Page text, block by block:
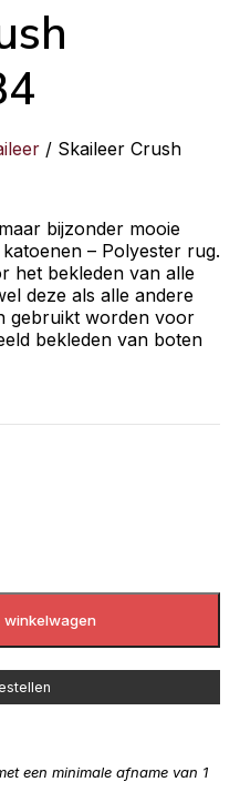
/ Skaileer Crush
bijzonder mooie
– Polyester rug.
het bekleden van alle
deze als alle andere
gebruikt worden voor
bekleden van boten
een minimale afname van 1